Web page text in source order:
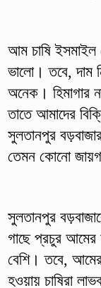
আম চাষি
ভালো। তবে, দাম
অনেক। হিমাগার
তাতে আমাদের
সুলতানপুর
তেমন কোনো
সুলতানপুর
গাছে প্রচুর আমের
বেশি। তবে,
হওয়ায় চাষিরা